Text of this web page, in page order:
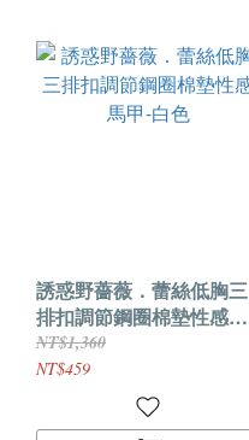
誘惑野薔薇．蕾絲低胸三
排扣調節鋼圈棉墊性感馬
甲-白色
NT$1,360
NT$459